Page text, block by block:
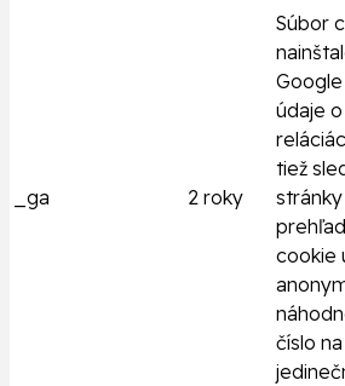
_ga 2 roky
Súbor
údaje
tiež
cookie
číslo